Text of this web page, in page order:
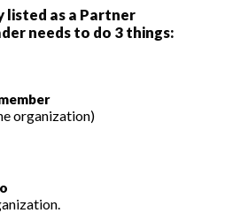
as a Partner
needs to do 3 things:
organization)